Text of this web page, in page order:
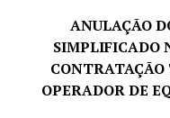
ANULAÇÃO
SIMPLIFICADO
OPERADOR DE